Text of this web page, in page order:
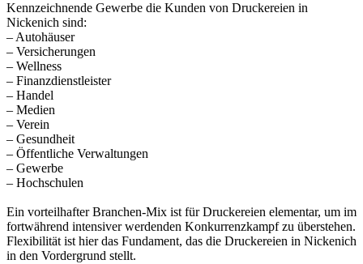
Kennzeichnende Gewerbe die Kunden von Druckereien in
Nickenich sind:
– Autohäuser
– Versicherungen
– Wellness
– Finanzdienstleister
– Handel
– Medien
– Verein
– Gesundheit
– Öffentliche Verwaltungen
– Gewerbe
– Hochschulen
Ein vorteilhafter Branchen-Mix ist für Druckereien elementar, um im
fortwährend intensiver werdenden Konkurrenzkampf zu überstehen.
Flexibilität ist hier das Fundament, das die Druckereien in Nickenich
in den Vordergrund stellt.